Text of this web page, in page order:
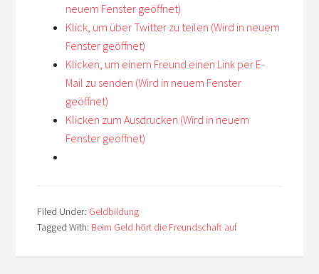
neuem Fenster geöffnet)
Klick, um über Twitter zu teilen (Wird in neuem
Fenster geöffnet)
Klicken, um einem Freund einen Link per E-
Mail zu senden (Wird in neuem Fenster
geöffnet)
Klicken zum Ausdrucken (Wird in neuem
Fenster geöffnet)
Filed Under: Geldbildung
Tagged With: Beim Geld hört die Freundschaft auf